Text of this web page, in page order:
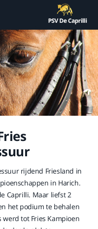
rijdend Friesland in
in Harich.
Caprilli. Maar liefst 2
het podium te behalen
werd tot Fries Kampioen